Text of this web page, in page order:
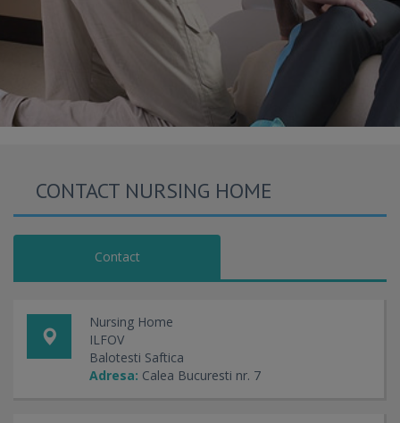
CONTACT NURSING HOME
Contact
Nursing Home
ILFOV
Balotesti Saftica
Adresa: Calea Bucuresti nr. 7